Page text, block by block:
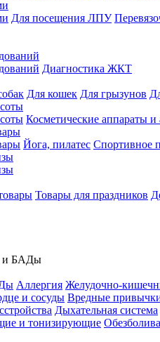
Для посещения ЛПУ
Диагностика ЖКТ
Для кошек Для грызунов
Косметические аппараты и
Йога, пилатес Спортивное
Товары для праздников
и БАДы
Аллергия Желудочно-
и сосуды Вредные
Дыхательная система
и тонизирующие